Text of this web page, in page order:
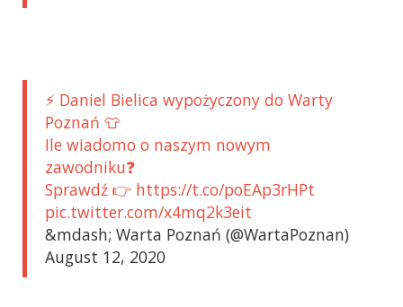
⚡ Daniel Bielica wypożyczony do Warty
Poznań 👕
Ile wiadomo o naszym nowym
zawodniku❓
Sprawdź 👉 https://t.co/poEAp3rHPt
pic.twitter.com/x4mq2k3eit
&mdash; Warta Poznań (@WartaPoznan)
August 12, 2020